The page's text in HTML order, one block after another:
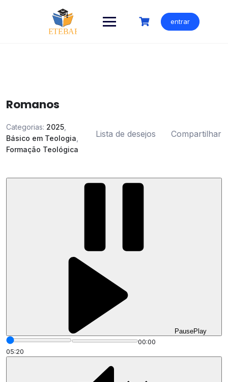
entrar
Romanos
Categorias: 2025
Básico em Teologia
Formação Teológica
Lista de desejos Compartilhar
PausePlay
00:00
05:20